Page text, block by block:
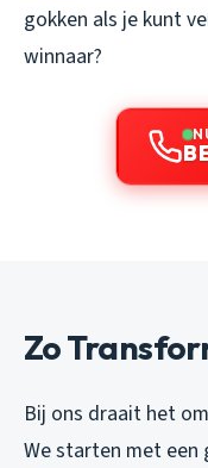
gokken als je kunt
winnaar?
Zo
Bij ons draait het
We starten met